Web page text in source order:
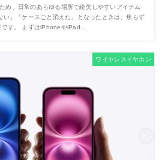
め、日常のあらゆる場所で紛失しやすいアイテム
い」「ケースごと消えた」となったときは、焦らず
す。 まずはiPhoneやiPad...
ワイヤレスイヤホン